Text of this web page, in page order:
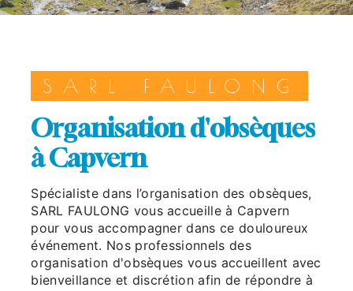
SARL FAULONG
organisation d'obsèques
à Capvern
Spécialiste dans l’organisation des obsèques,
SARL FAULONG vous accueille à Capvern
pour vous accompagner dans ce douloureux
événement. Nos professionnels des
organisation d'obsèques vous accueillent avec
bienveillance et discrétion afin de répondre à